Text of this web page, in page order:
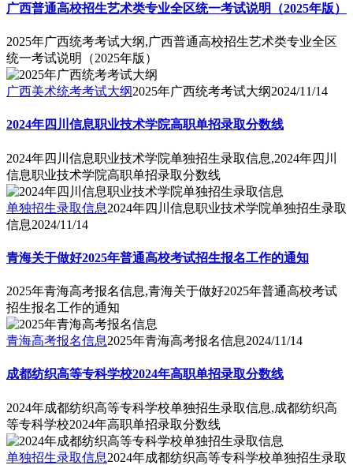
广西普通高校招生艺术类专业全区统一考试说明（2025年版）
2025年广西统考考试大纲,广西普通高校招生艺术类专业全区
统一考试说明（2025年版）
广西美术统考考试大纲2025年广西统考考试大纲2024/11/14
2024年四川信息职业技术学院高职单招录取分数线
2024年四川信息职业技术学院单独招生录取信息,2024年四川
信息职业技术学院高职单招录取分数线
单独招生录取信息2024年四川信息职业技术学院单独招生录取
信息2024/11/14
青海关于做好2025年普通高校考试招生报名工作的通知
2025年青海高考报名信息,青海关于做好2025年普通高校考试
招生报名工作的通知
青海高考报名信息2025年青海高考报名信息2024/11/14
成都纺织高等专科学校2024年高职单招录取分数线
2024年成都纺织高等专科学校单独招生录取信息,成都纺织高
等专科学校2024年高职单招录取分数线
单独招生录取信息2024年成都纺织高等专科学校单独招生录取